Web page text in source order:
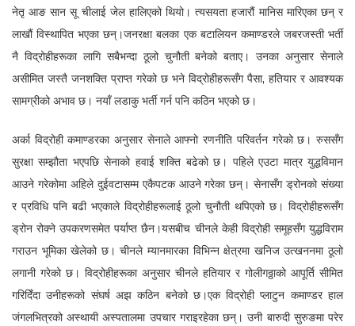
नेतृ आङ सान सू चीलाई जेल हालिएको थियो। त्यसयता हजारौं मानिस मारिएका छन् र
लाखौं विस्थापित भएका छन्।जनरक्षा बलका एक बटालियन कमाण्डरले जबरजस्ती भर्ती
नै विद्रोहीहरूका लागि सबैभन्दा ठूलो चुनौती बनेको बताए। उनका अनुसार सेनाले
असीमित जस्तै जनशक्ति प्राप्त गरेको छ भने विद्रोहीहरूसँग पैसा, हतियार र आवश्यक
सामग्रीको अभाव छ। नयाँ लडाकु भर्ती गर्न पनि कठिन भएको छ।
अर्का विद्रोही कमाण्डरका अनुसार सेनाले आफ्नो रणनीति परिवर्तन गरेको छ। रुससँग
सुरक्षा सम्झौता भएपछि सेनाको हवाई शक्ति बढेको छ। पहिले एउटा मात्र युद्धविमान
आउने गरेकोमा अहिले दुईवटासम्म एकैपटक आउने गरेका छन्। सेनासँग ड्रोनको संख्या
र प्रविधि पनि बढी भएकाले विद्रोहीहरूलाई ठूलो चुनौती थपिएको छ। विद्रोहीहरूसँग
ड्रोन रोक्ने उपकरणसमेत पर्याप्त छैन।यसबीच चीनले केही विद्रोही समूहसँग युद्धविराम
गराउन भूमिका खेलेको छ। चीनले म्यानमारका विभिन्न क्षेत्रमा खनिज उत्खननमा ठूलो
लगानी गरेको छ। विद्रोहीहरूका अनुसार चीनले हतियार र गोलीगठ्ठाको आपूर्ति सीमित
गरिदिँदा उनीहरूको संघर्ष अझ कठिन बनेको छ।एक विद्रोही प्लाटुन कमाण्डर हाल
जंगलभित्रको अस्थायी अस्पतालमा उपचार गराइरहेका छन्। उनी बारुदी सुरुङमा परेर